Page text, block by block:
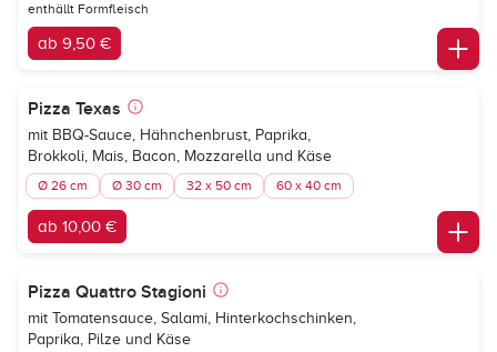
enthällt Formfleisch
ab 9,50 €
Pizza Texas
mit BBQ-Sauce, Hähnchenbrust, Paprika,
Brokkoli, Mais, Bacon, Mozzarella und Käse
Ø 26 cm Ø 30 cm 32 x 50 cm 60 x 40 cm
ab 10,00 €
Pizza Quattro Stagioni
mit Tomatensauce, Salami, Hinterkochschinken,
Paprika, Pilze und Käse